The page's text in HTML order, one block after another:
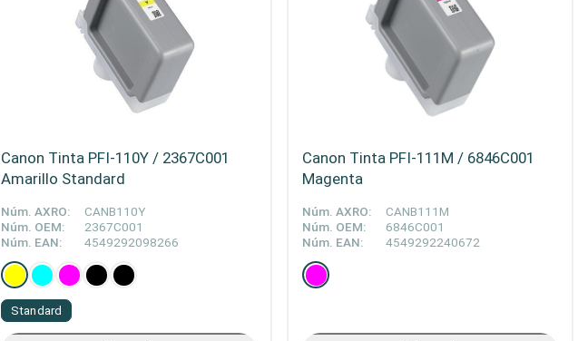
Canon Tinta PFI-110Y / 2367C001
Amarillo Standard
Núm. AXRO:
CANB110Y
Núm. OEM:
2367C001
Núm. EAN:
4549292098266
Standard
Canon Tinta PFI-111M / 6846C001
Magenta
Núm. AXRO:
CANB111M
Núm. OEM:
6846C001
Núm. EAN:
4549292240672